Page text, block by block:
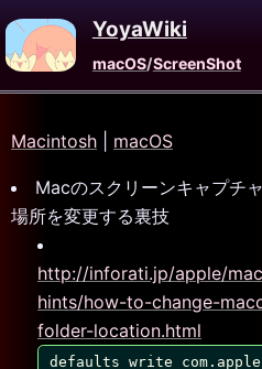
YoyaWiki
macOS/ScreenShot
Macintosh macOS
Macのスクリーンキャプチ
場所を変更する裏技
http://inforati.jp/apple/
hints/how-to-change-
folder-location.html
defaults write